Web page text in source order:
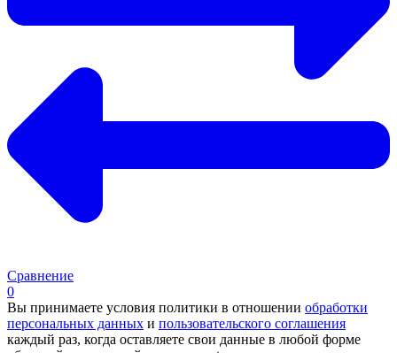
Сравнение
0
Вы принимаете условия политики в отношении обработки
персональных данных и пользовательского соглашения
каждый раз, когда оставляете свои данные в любой форме